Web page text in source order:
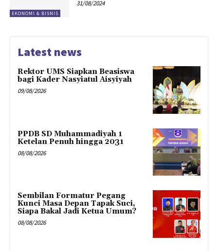
EKONOMI & BISNIS
31/08/2024
Latest news
Rektor UMS Siapkan Beasiswa
bagi Kader Nasyiatul Aisyiyah
09/08/2026
PPDB SD Muhammadiyah 1
Ketelan Penuh hingga 2031
08/08/2026
Sembilan Formatur Pegang
Kunci Masa Depan Tapak Suci,
Siapa Bakal Jadi Ketua Umum?
08/08/2026